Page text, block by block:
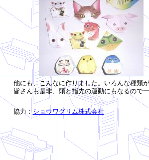
他にも、こんなに作りました。いろんな種類
皆さんも是非、頭と指先の運動にもなるので
協力： ショウワグリム株式会社